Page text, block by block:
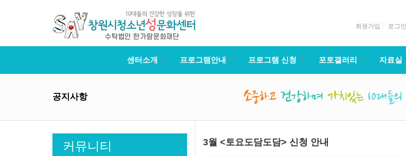
회원가입 로그인
센터소개 프로그램안내 프로그램 신청 포토갤러리 자료실
공지사항
커뮤니티 3월 <토요도담도담> 신청 안내